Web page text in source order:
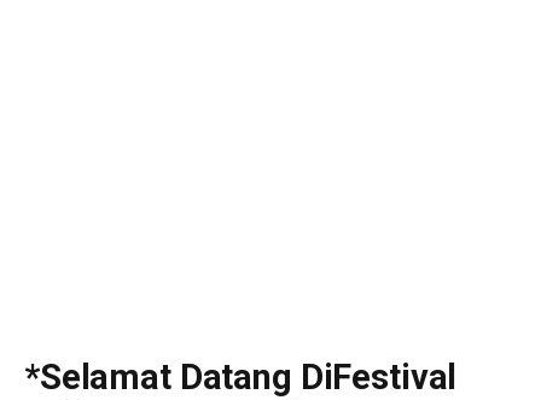
*Selamat Datang DiFestival